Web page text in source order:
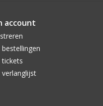
account
tickets
verlanglijst